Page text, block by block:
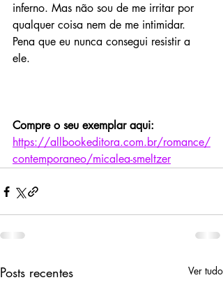
inferno. Mas não sou de me irritar por
qualquer coisa nem de me intimidar.
Pena que eu nunca consegui resistir a
ele.
Compre o seu exemplar aqui:
https://allbookeditora.com.br/romance/
contemporaneo/micalea-smeltzer
Posts recentes Ver tudo